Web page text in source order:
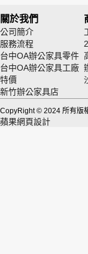
關於我們
公司簡介
服務流程
台中OA辦公家具零件
台中OA辦公家具工廠
特價
新竹辦公家具店
CopyRight © 2024 所有版
蘋果網頁設計